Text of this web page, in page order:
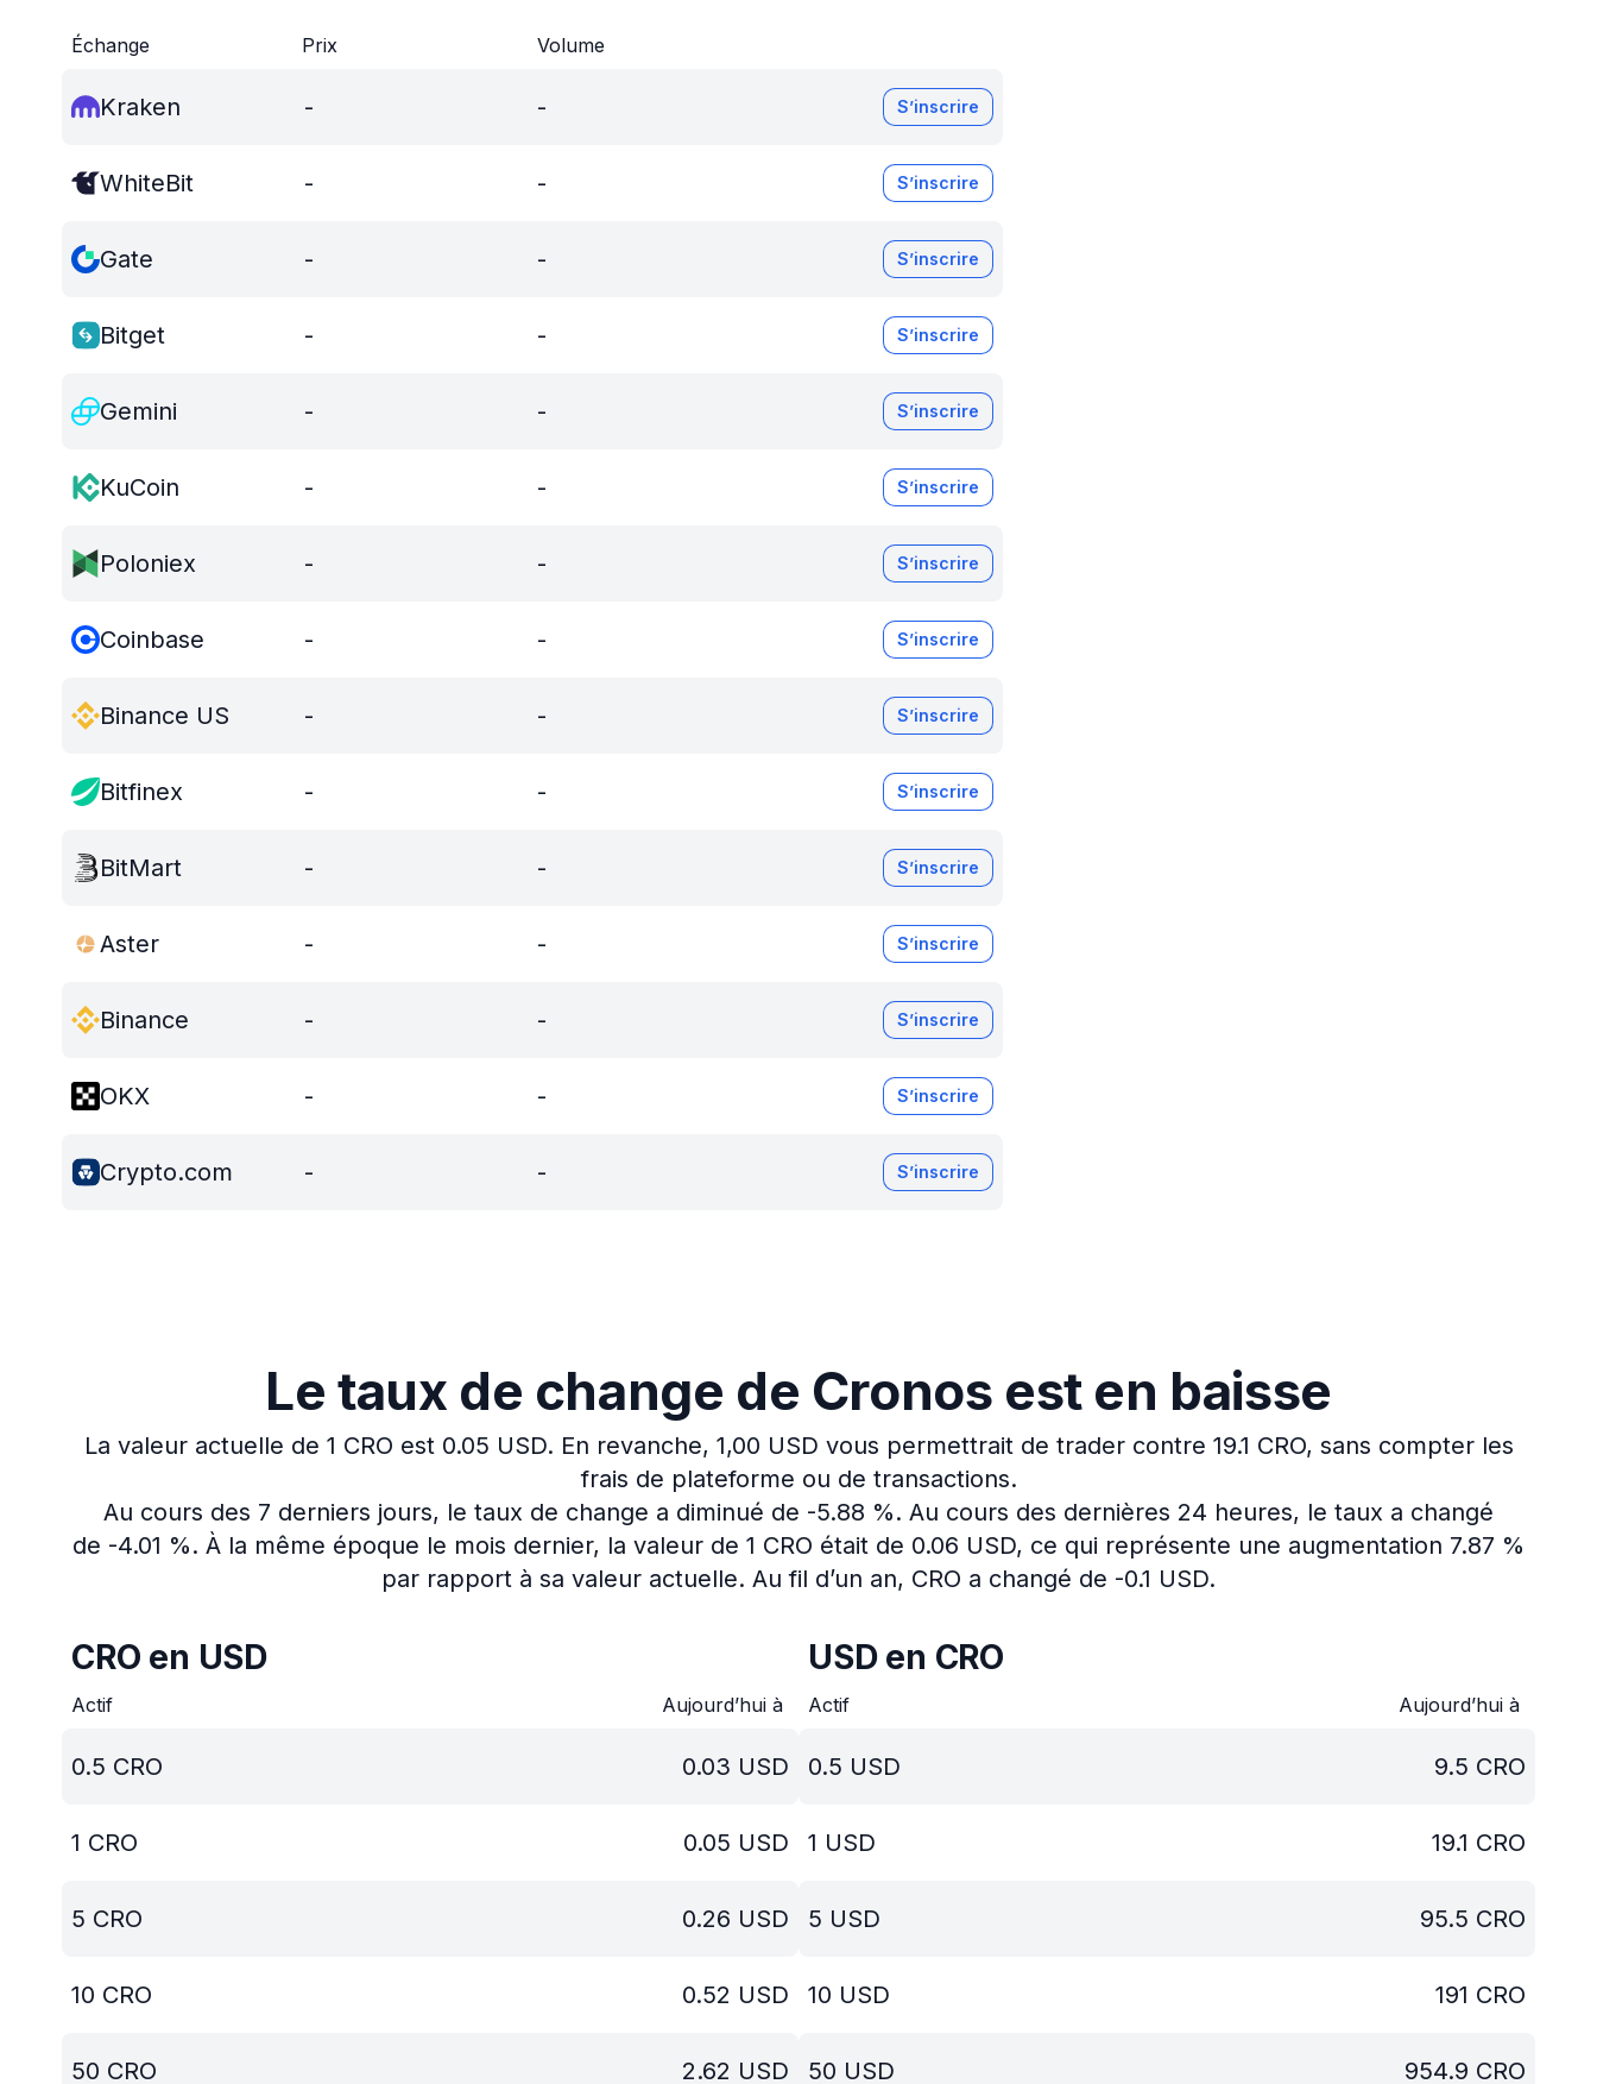
Échange Prix Volume
Kraken - - S’inscrire
WhiteBit - - S’inscrire
Gate - - S’inscrire
Bitget - - S’inscrire
Gemini - - S’inscrire
KuCoin - - S’inscrire
Poloniex - - S’inscrire
Coinbase - - S’inscrire
Binance US - - S’inscrire
Bitfinex - - S’inscrire
BitMart - - S’inscrire
Aster - - S’inscrire
Binance - - S’inscrire
OKX - - S’inscrire
Crypto.com - - S’inscrire
Le taux de change de Cronos est en baisse
La valeur actuelle de 1 CRO est 0.05 USD. En revanche, 1,00 USD vous permettrait de trader contre 19.1 CRO, sans compter les
frais de plateforme ou de transactions.
Au cours des 7 derniers jours, le taux de change a diminué de -5.88 %. Au cours des dernières 24 heures, le taux a changé
de -4.01 %. À la même époque le mois dernier, la valeur de 1 CRO était de 0.06 USD, ce qui représente une augmentation 7.87 %
par rapport à sa valeur actuelle. Au fil d’un an, CRO a changé de -0.1 USD.
CRO en USD
Actif Aujourd’hui à
0.5 CRO 0.03 USD
1 CRO 0.05 USD
5 CRO 0.26 USD
10 CRO 0.52 USD
50 CRO 2.62 USD
USD en CRO
Actif Aujourd’hui à
0.5 USD 9.5 CRO
1 USD 19.1 CRO
5 USD 95.5 CRO
10 USD 191 CRO
50 USD 954.9 CRO